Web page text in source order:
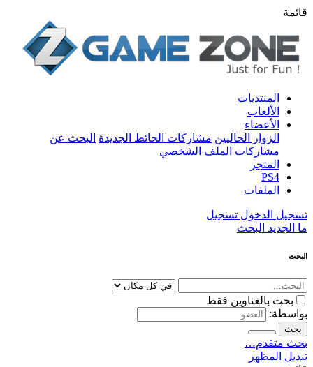
قائمة
المنتديات
الألعاب
الأعضاء
الزوار الحاليين مشاركات الحائط الجديدة البحث عن
مشاركات الملف الشخصي
المتجر
PS4
الملفات
تسجيل الدخول تسجيل
ما الجديد البحث
البحث
بحث بالعناوين فقط
بواسطة:
بحث
بحث متقدم…
تبديل المظهر